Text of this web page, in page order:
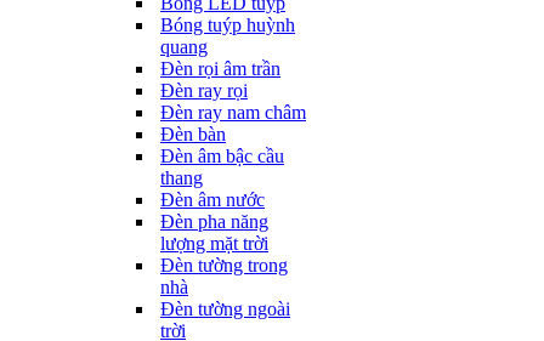
Bóng tuýp huỳnh
quang
Đèn rọi âm trần
Đèn ray rọi
Đèn ray nam châm
Đèn bàn
Đèn âm bậc cầu
thang
Đèn âm nước
Đèn pha năng
lượng mặt trời
Đèn tường trong
nhà
Đèn tường ngoài
trời